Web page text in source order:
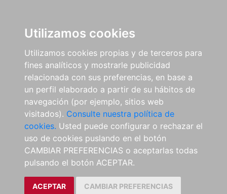
Utilizamos cookies
Utilizamos cookies propias y de terceros para
fines analíticos y mostrarle publicidad
relacionada con sus preferencias, en base a
un perfil elaborado a partir de su hábitos de
navegación (por ejemplo, sitios web
visitados). Consulte nuestra política de
cookies. Usted puede configurar o rechazar el
uso de cookies puslando en el botón
CAMBIAR PREFERENCIAS o aceptarlas todas
pulsando el botón ACEPTAR.
ACEPTAR CAMBIAR PREFERENCIAS